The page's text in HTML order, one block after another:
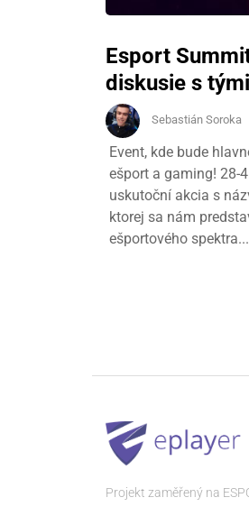
Esport
diskusie s
Sebastián Soroka
Event, kde bude
ešport a gaming! 28-
uskutoční akcia s
ktorej sa nám
ešportového spektra...
Projekt zaměřený na